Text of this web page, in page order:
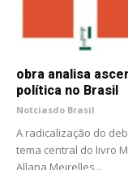
obra analisa
política no Brasil
Notciasdo Brasil
A radicalização do
tema central do livro
Allana Meirelles...